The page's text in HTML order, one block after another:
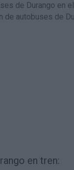
de Durango en
en tren: